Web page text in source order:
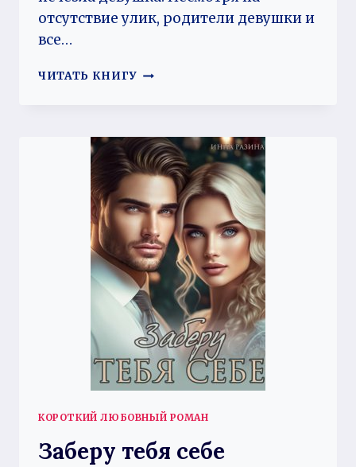
отсутствие улик, родители девушки и
все…
ЧИТАТЬ КНИГУ МОЙ
КОРОТКИЙ ЛЮБОВНЫЙ РОМАН
Заберу тебя себе